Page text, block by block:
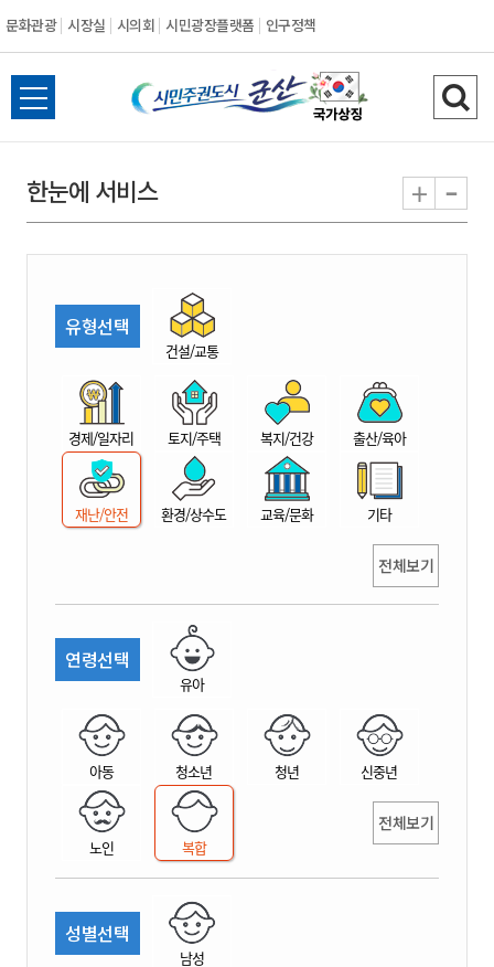
문화관광 시장실 시의회 시민광장플랫폼 인구정책
시
민
권
시
산
전
체
뉴
열
검
색
기
한눈에 서비스 + -
유형선택
건설/교통
경제/일자리 토지/주택 복지/건강 출산/육아
재난/안전 환경/상수도 교육/문화 기타
전체보기
연령선택
유아
아동 청소년 청년 신중년
노인 복합
전체보기
성별선택
남성